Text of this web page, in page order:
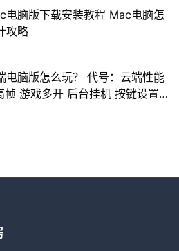
电脑版下载安装教程 Mac电脑怎
攻略
电脑版怎么玩？ 代号：云端性能
游戏多开 后台挂机 按键设置